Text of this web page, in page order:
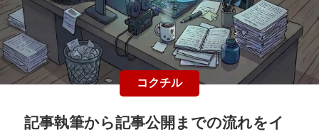
コクチル
記事執筆から記事公開までの流れをイ